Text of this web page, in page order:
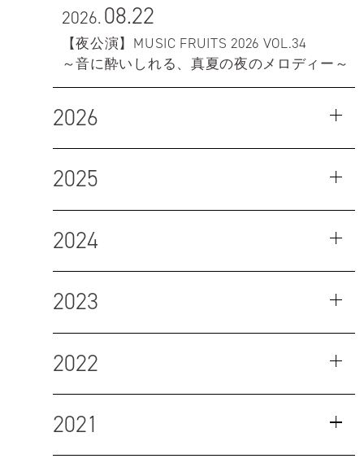
2026.08.22
【夜公演】MUSIC FRUITS 2026 VOL.34
～音に酔いしれる、真夏の夜のメロディー～
2026
2025
2024
2023
2022
2021